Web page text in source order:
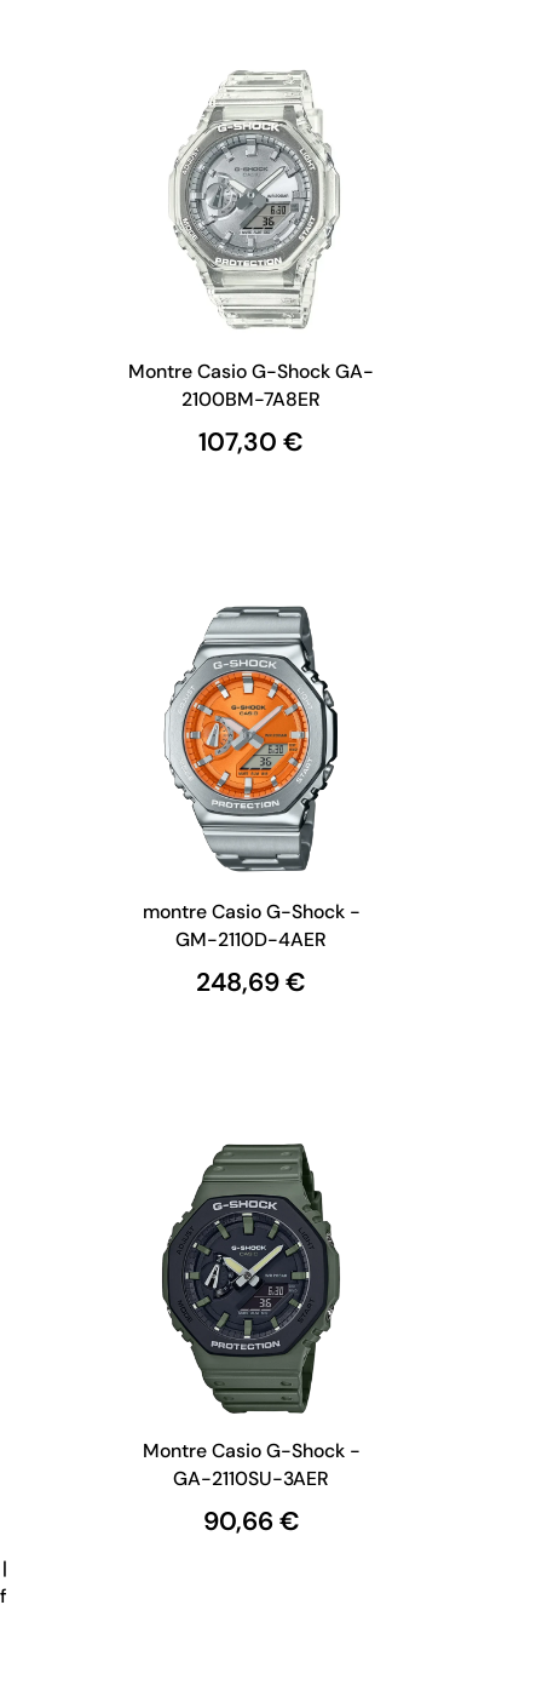
Montre Casio G-Shock GA-
2100BM-7A8ER
107,30 €
montre Casio G-Shock -
GM-2110D-4AER
248,69 €
Montre Casio G-Shock -
GA-2110SU-3AER
90,66 €